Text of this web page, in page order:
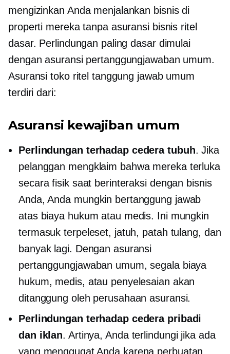
mengizinkan Anda menjalankan bisnis di
properti mereka tanpa asuransi bisnis ritel
dasar. Perlindungan paling dasar dimulai
dengan asuransi pertanggungjawaban umum.
Asuransi toko ritel tanggung jawab umum
terdiri dari:
Asuransi kewajiban umum
Perlindungan terhadap cedera tubuh. Jika
pelanggan mengklaim bahwa mereka terluka
secara fisik saat berinteraksi dengan bisnis
Anda, Anda mungkin bertanggung jawab
atas biaya hukum atau medis. Ini mungkin
termasuk terpeleset, jatuh, patah tulang, dan
banyak lagi. Dengan asuransi
pertanggungjawaban umum, segala biaya
hukum, medis, atau penyelesaian akan
ditanggung oleh perusahaan asuransi.
Perlindungan terhadap cedera pribadi
dan iklan. Artinya, Anda terlindungi jika ada
yang menggugat Anda karena perbuatan